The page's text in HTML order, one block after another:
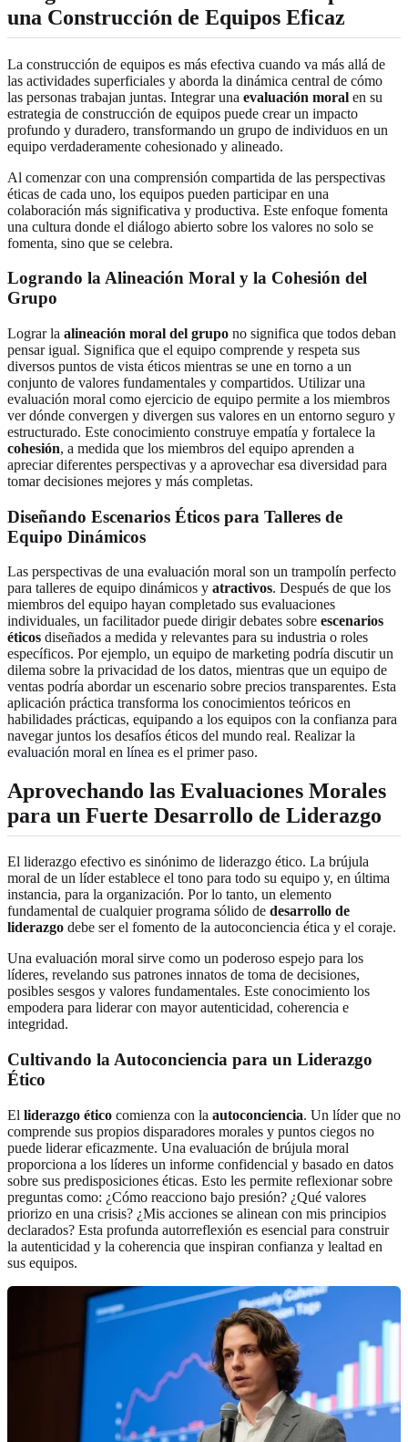
una Construcción de Equipos Eficaz
La construcción de equipos es más efectiva cuando va más allá de
las actividades superficiales y aborda la dinámica central de cómo
las personas trabajan juntas. Integrar una evaluación moral en su
estrategia de construcción de equipos puede crear un impacto
profundo y duradero, transformando un grupo de individuos en un
equipo verdaderamente cohesionado y alineado.
Al comenzar con una comprensión compartida de las perspectivas
éticas de cada uno, los equipos pueden participar en una
colaboración más significativa y productiva. Este enfoque fomenta
una cultura donde el diálogo abierto sobre los valores no solo se
fomenta, sino que se celebra.
Logrando la Alineación Moral y la Cohesión del
Grupo
Lograr la alineación moral del grupo no significa que todos deban
pensar igual. Significa que el equipo comprende y respeta sus
diversos puntos de vista éticos mientras se une en torno a un
conjunto de valores fundamentales y compartidos. Utilizar una
evaluación moral como ejercicio de equipo permite a los miembros
ver dónde convergen y divergen sus valores en un entorno seguro y
estructurado. Este conocimiento construye empatía y fortalece la
cohesión, a medida que los miembros del equipo aprenden a
apreciar diferentes perspectivas y a aprovechar esa diversidad para
tomar decisiones mejores y más completas.
Diseñando Escenarios Éticos para Talleres de
Equipo Dinámicos
Las perspectivas de una evaluación moral son un trampolín perfecto
para talleres de equipo dinámicos y atractivos. Después de que los
miembros del equipo hayan completado sus evaluaciones
individuales, un facilitador puede dirigir debates sobre escenarios
éticos diseñados a medida y relevantes para su industria o roles
específicos. Por ejemplo, un equipo de marketing podría discutir un
dilema sobre la privacidad de los datos, mientras que un equipo de
ventas podría abordar un escenario sobre precios transparentes. Esta
aplicación práctica transforma los conocimientos teóricos en
habilidades prácticas, equipando a los equipos con la confianza para
navegar juntos los desafíos éticos del mundo real. Realizar la
evaluación moral en línea es el primer paso.
Aprovechando las Evaluaciones Morales
para un Fuerte Desarrollo de Liderazgo
El liderazgo efectivo es sinónimo de liderazgo ético. La brújula
moral de un líder establece el tono para todo su equipo y, en última
instancia, para la organización. Por lo tanto, un elemento
fundamental de cualquier programa sólido de desarrollo de
liderazgo debe ser el fomento de la autoconciencia ética y el coraje.
Una evaluación moral sirve como un poderoso espejo para los
líderes, revelando sus patrones innatos de toma de decisiones,
posibles sesgos y valores fundamentales. Este conocimiento los
empodera para liderar con mayor autenticidad, coherencia e
integridad.
Cultivando la Autoconciencia para un Liderazgo
Ético
El liderazgo ético comienza con la autoconciencia. Un líder que no
comprende sus propios disparadores morales y puntos ciegos no
puede liderar eficazmente. Una evaluación de brújula moral
proporciona a los líderes un informe confidencial y basado en datos
sobre sus predisposiciones éticas. Esto les permite reflexionar sobre
preguntas como: ¿Cómo reacciono bajo presión? ¿Qué valores
priorizo en una crisis? ¿Mis acciones se alinean con mis principios
declarados? Esta profunda autorreflexión es esencial para construir
la autenticidad y la coherencia que inspiran confianza y lealtad en
sus equipos.